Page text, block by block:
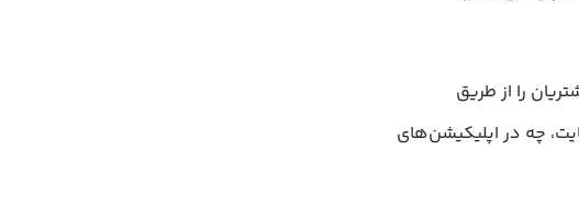
را از طریق
چه در اپلیکیشن‌های